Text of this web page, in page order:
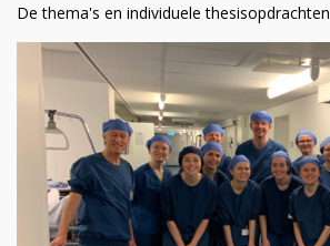
De thema's en individuele thesisopdrachten